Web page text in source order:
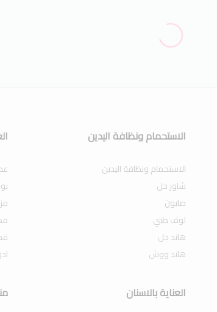
الاستحمام ونظافة اليدين
الاستحمام ونظافة اليدين
شاور جل
صابون
لوف طبي
هاند جل
هاند ووش
العناية بالاسنان